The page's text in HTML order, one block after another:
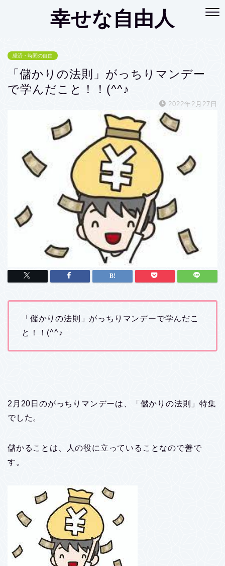
幸せな自由人
経済・時間の自由
「儲かりの法則」がっちりマンデー
で学んだこと！！(^^♪
2022年2月27日
「儲かりの法則」がっちりマンデーで学んだこ
と！！(^^♪
2月20日のがっちりマンデーは、「儲かりの法則」特集
でした。
儲かることは、人の役に立っていることなので善で
す。